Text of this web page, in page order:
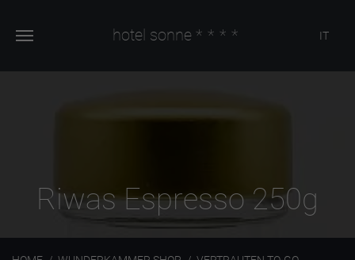
hotel sonne **** IT
Riwas Espresso 250g